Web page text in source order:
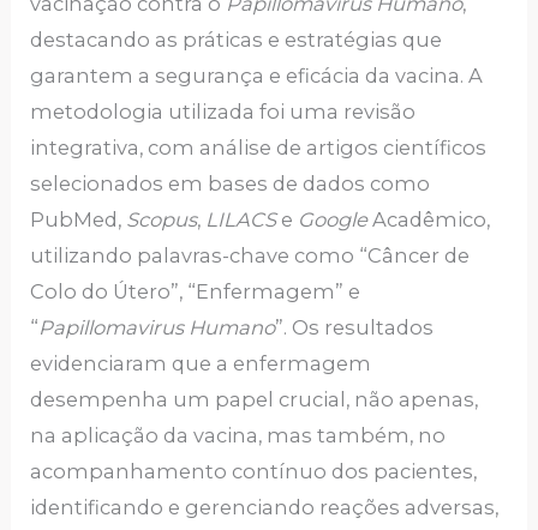
destacando as práticas e estratégias que
garantem a segurança e eficácia da vacina. A
metodologia utilizada foi uma revisão
integrativa, com análise de artigos científicos
selecionados em bases de dados como
PubMed, Scopus, LILACSe GoogleAcadêmico,
utilizando palavras-chave como “Câncer de
Colo do Útero”, “Enfermagem” e
“Papillomavirus Humano”. Os resultados
evidenciaram que a enfermagem
desempenha um papel crucial, não apenas,
na aplicação da vacina, mas também, no
acompanhamento contínuo dos pacientes,
identificando e gerenciando reações adversas,